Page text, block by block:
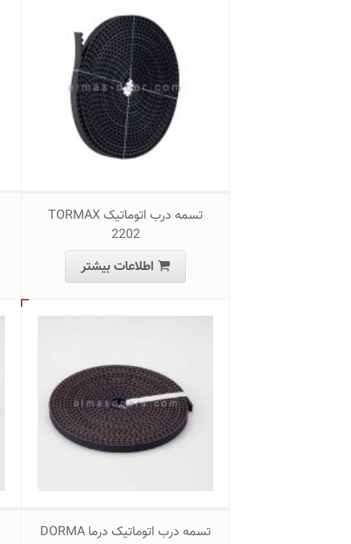
تسمه درب اتوماتیک TORMAX
2202
اطلاعات بیشتر
تسمه درب اتوماتیک درما DORMA